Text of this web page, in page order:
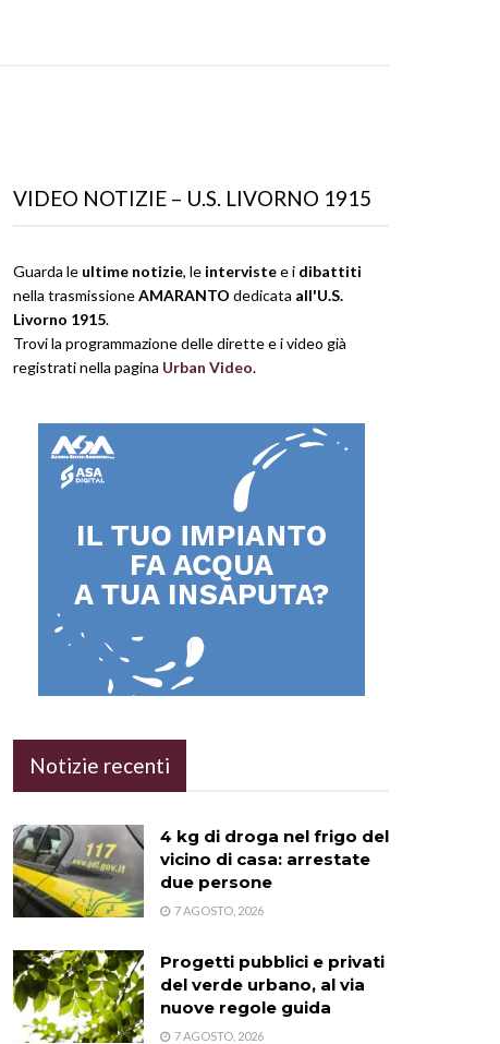
VIDEO NOTIZIE – U.S. LIVORNO 1915
Guarda le ultime notizie, le intervistee i dibattiti
nella trasmissioneAMARANTO dedicata all'U.S.
Livorno 1915.
Trovi la programmazione delle dirette e i video già
registrati nella pagina Urban Video.
Notizie recenti
4 kg di droga nel frigo del
vicino di casa: arrestate
due persone
7 AGOSTO, 2026
Progetti pubblici e privati
del verde urbano, al via
nuove regole guida
7 AGOSTO, 2026